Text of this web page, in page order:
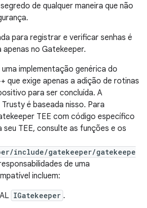
de qualquer maneira que não
para registrar e verificar senhas é
no Gatekeeper.
implementação genérica do
que exige apenas a adição de rotinas
para ser concluída. A
é baseada nisso. Para
TEE com código específico
TEE, consulte as funções e os
include/gatekeeper/gatekeepe
de uma
incluem:
IGatekeeper .